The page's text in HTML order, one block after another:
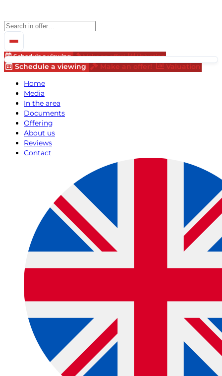
Schedule a viewing Make an offer! Valuation
Schedule a viewing Make an offer!
Valuation
Home
Media
In the area
Documents
Offering
About us
Reviews
Contact